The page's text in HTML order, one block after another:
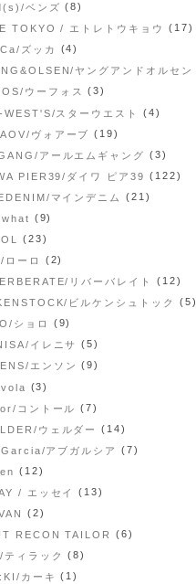
ベンズ (8)
TOKYO / エトレトウキョウ (17)
ズッカ (4)
ヤングアンドオルセン
ウーフォス (3)
スターウエスト (4)
ヴォアーブ (19)
アールエムギャング (3)
PIER39/ダイワ ピア39 (122)
マインデニム (21)
(9)
(23)
ーロ (2)
リバーバレイト (12)
ビルケンシュトック (5)
ショロ (9)
イレニサ (5)
エンソン (9)
(3)
コントール (7)
ウェルダー (14)
アブガルシア (7)
(12)
/ エッセイ (13)
(2)
RECON TAILOR (6)
ィラック (8)
カーキ (1)